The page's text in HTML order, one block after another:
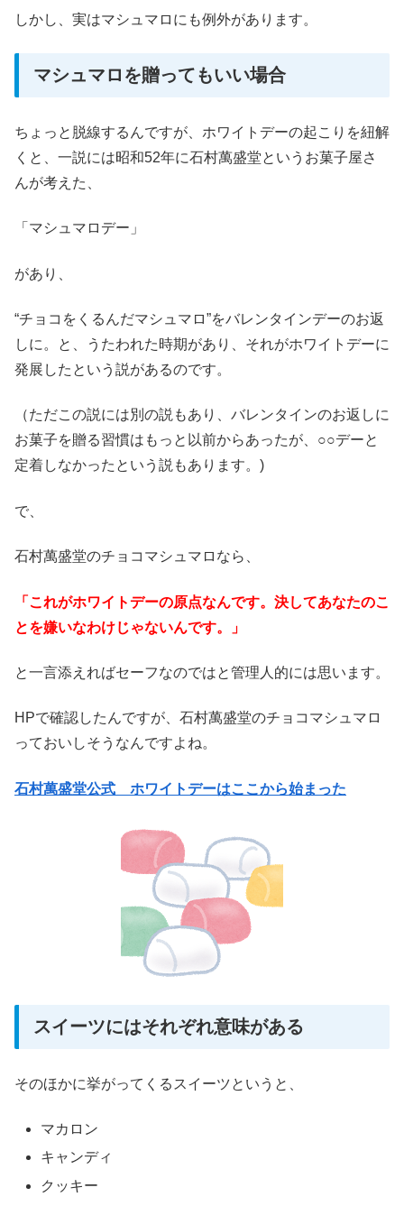
しかし、実はマシュマロにも例外があります。
マシュマロを贈ってもいい場合
ちょっと脱線するんですが、ホワイトデーの起こりを紐解
くと、一説には昭和52年に石村萬盛堂というお菓子屋さ
んが考えた、
「マシュマロデー」
があり、
“チョコをくるんだマシュマロ”をバレンタインデーのお返
しに。と、うたわれた時期があり、それがホワイトデーに
発展したという説があるのです。
（ただこの説には別の説もあり、バレンタインのお返しに
お菓子を贈る習慣はもっと以前からあったが、○○デーと
定着しなかったという説もあります。)
で、
石村萬盛堂のチョコマシュマロ なら、
「これがホワイトデーの原点なんです。決してあなたのこ
とを嫌いなわけじゃないんです。」
と一言添えればセーフなのではと管理人的には思います。
HPで確認したんですが、石村萬盛堂のチョコマシュマロ
っておいしそうなんですよね。
石村萬盛堂公式 ホワイトデーはここから始まった
スイーツにはそれぞれ意味がある
そのほかに挙がってくるスイーツというと、
マカロン
キャンディ
クッキー